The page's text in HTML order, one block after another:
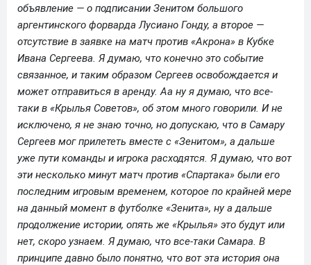
объявление — о подписании Зенитом большого
аргентинского форварда Лусиано Гонду, а второе —
отсутствие в заявке на матч против «Акрона» в Кубке
Ивана Сергеева. Я думаю, что конечно это событие
связанное, и таким образом Сергеев освобождается и
может отправиться в аренду. Аа ну я думаю, что все-
таки в «Крылья Советов», об этом много говорили. И не
исключено, я не знаю точно, но допускаю, что в Самару
Сергеев мог прилететь вместе с «Зенитом», а дальше
уже пути команды и игрока расходятся. Я думаю, что вот
эти несколько минут матч против «Спартака» были его
последним игровым временем, которое по крайней мере
на данный момент в футболке «Зенита», ну а дальше
продолжение истории, опять же «Крылья» это будут или
нет, скоро узнаем. Я думаю, что все-таки Самара. В
принципе давно было понятно, что вот эта история она